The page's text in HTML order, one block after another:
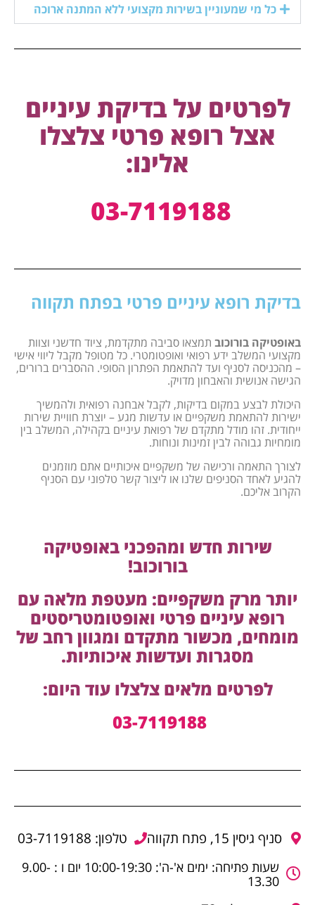
כל מי שמעוניין בשירות מקצועי ללא המתנה ארוכה
לפרטים על בדיקת עיניים
אצל רופא פרטי צלצלו
אלינו:
03-7119188
בדיקת רופא עיניים פרטי בפתח תקווה
באופטיקה בורוכוב תמצאו סביבה מתקדמת, ציוד חדשני וצוות
מקצועי המשלב ידע רפואי ואופטומטרי. כל מטופל מקבל ליווי אישי
– מהכניסה לסניף ועד להתאמת הפתרון הסופי. ההסברים ברורים,
הגישה אנושית והאבחון מדויק.
היכולת לבצע במקום בדיקות, לקבל אבחנה רפואית ולהמשיך
ישירות להתאמת משקפיים או עדשות מגע – יוצרת חוויית שירות
ייחודית. זהו מודל מתקדם של רפואת עיניים בקהילה, המשלב בין
מומחיות גבוהה לבין זמינות ונוחות.
לצורך התאמה ורכישה של משקפיים איכותיים אתם מוזמנים
להגיע לאחד הסניפים שלנו או ליצור קשר טלפוני עם הסניף
הקרוב אליכם.
שירות חדש ומהפכני באופטיקה
בורוכוב!
יותר מרק משקפיים: מעטפת מלאה עם
רופא עיניים פרטי ואופטומטריסטים
מומחים, מכשור מתקדם ומגוון רחב של
מסגרות ועדשות איכותיות.
לפרטים מלאים צלצלו עוד היום:
03-7119188
סניף גיסין 15, פתח תקווה טלפון: 03-7119188
שעות פתיחה: ימים א'-ה': 10:00-19:30 יום ו : 9.00-
13.30